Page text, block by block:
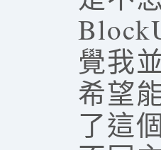
覺我
希望
了這